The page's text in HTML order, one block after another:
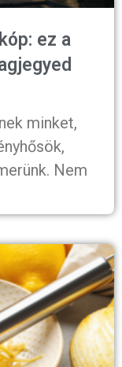
ez a
minket,
Nem